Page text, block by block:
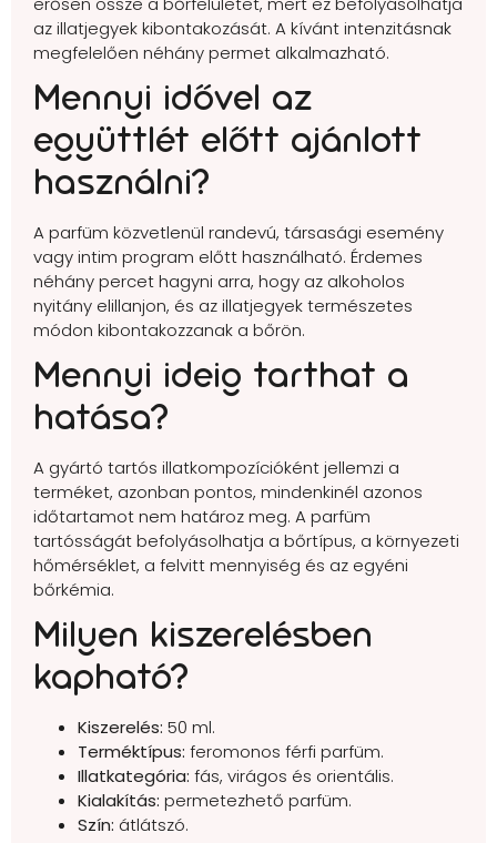
az illatjegyek kibontakozását. A kívánt intenzitásnak
megfelelően néhány permet alkalmazható.
Mennyi idővel az
együttlét előtt ajánlott
használni?
A parfüm közvetlenül randevú, társasági esemény
vagy intim program előtt használható. Érdemes
néhány percet hagyni arra, hogy az alkoholos
nyitány elillanjon, és az illatjegyek természetes
módon kibontakozzanak a bőrön.
Mennyi ideig tarthat a
hatása?
A gyártó tartós illatkompozícióként jellemzi a
terméket, azonban pontos, mindenkinél azonos
időtartamot nem határoz meg. A parfüm
tartósságát befolyásolhatja a bőrtípus, a környezeti
hőmérséklet, a felvitt mennyiség és az egyéni
bőrkémia.
Milyen kiszerelésben
kapható?
Kiszerelés: 50 ml.
Terméktípus: feromonos férfi parfüm.
Illatkategória: fás, virágos és orientális.
Kialakítás: permetezhető parfüm.
Szín: átlátszó.